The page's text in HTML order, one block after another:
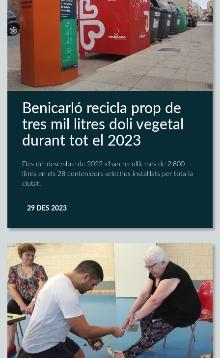
Benicarló recicla prop de
tres mil litres doli vegetal
durant tot el 2023
Des del desembre de 2022 s'han recollit més de 2.800
litres en els 28 contenidors selectius instal·lats per tota la
ciutat.
29 DES 2023